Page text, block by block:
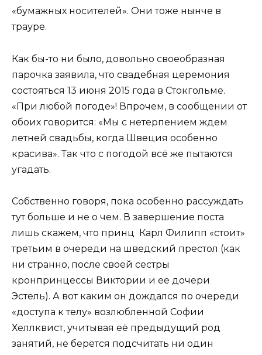
«бумажных носителей». Они тоже нынче в
трауре.
Как бы-то ни было, довольно своеобразная
парочка заявила, что свадебная церемония
состояться 13 июня 2015 года в Стокгольме.
«При любой погоде»! Впрочем, в сообщении от
обоих говорится: «Мы с нетерпением ждем
летней свадьбы, когда Швеция особенно
красива». Так что с погодой всё же пытаются
угадать.
Собственно говоря, пока особенно рассуждать
тут больше и не о чем. В завершение поста
лишь скажем, что принц Карл Филипп «стоит»
третьим в очереди на шведский престол (как
ни странно, после своей сестры
кронпринцессы Виктории и ее дочери
Эстель). А вот каким он дождался по очереди
«доступа к телу» возлюбленной Софии
Хеллквист, учитывая её предыдущий род
занятий, не берётся подсчитать ни один